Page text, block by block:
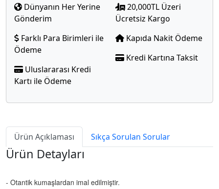
Dünyanın Her Yerine
Gönderim
Farklı Para Birimleri ile
Ödeme
Uluslararası Kredi
Kartı ile Ödeme
20,000TL Üzeri
Ücretsiz Kargo
Kapıda Nakit Ödeme
Kredi Kartına Taksit
Ürün Açıklaması Sıkça Sorulan Sorular
Ürün Detayları
- Otantik kumaşlardan imal edilmiştir.